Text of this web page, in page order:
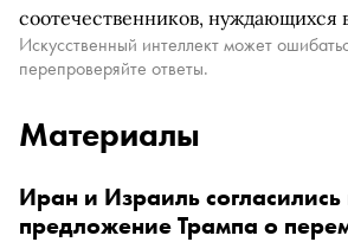
соотечественников, нуждающихся
Искусственный интеллект может
перепроверяйте ответы.
Материалы
Иран и Израиль согласились
предложение Трампа о